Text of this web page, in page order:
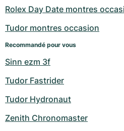
Rolex Day Date montres
Tudor montres occasion
Recommandé pour vous
Sinn ezm 3f
Tudor Fastrider
Tudor Hydronaut
Zenith Chronomaster